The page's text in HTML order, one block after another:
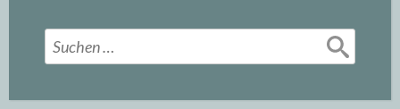
Suchen
nach: